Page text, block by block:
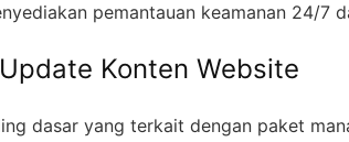
pemantauan keamanan 24/7
Konten Website
dasar yang terkait dengan paket